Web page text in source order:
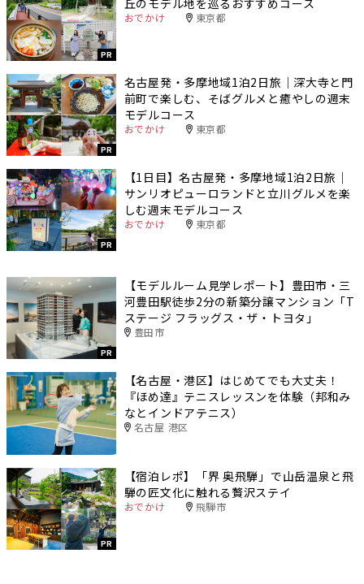
PR
丘のモデル地を巡るおすすめコース
おでかけ 東京都
PR
名古屋発・多摩地域1泊2日旅｜深大寺と門
前町で楽しむ、そばグルメと癒やしの週末
モデルコース
おでかけ 東京都
PR
【1日目】名古屋発・多摩地域1泊2日旅｜
サンリオピューロランドと立川グルメを楽
しむ週末モデルコース
おでかけ 東京都
PR
【モデルルーム見学レポート】豊田市・三
河豊田駅徒歩2分の新築分譲マンション「T
ステージ フラッグス・ザ・トヨタ」
豊田市
【名古屋・港区】はじめてでも大丈夫！
『ほめ達』テニスレッスンを体験（邦和み
なとインドアテニス）
名古屋 港区
PR
【宿泊レポ】「界 奥飛騨」で山岳温泉と飛
騨の匠文化に触れる贅沢ステイ
おでかけ 飛騨市